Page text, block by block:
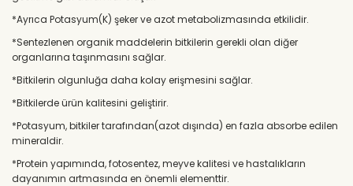
*Ayrıca Potasyum(K) şeker ve azot metabolizmasında etkilidir.
*Sentezlenen organik maddelerin bitkilerin gerekli olan diğer
organlarına taşınmasını sağlar.
*Bitkilerin olgunluğa daha kolay erişmesini sağlar.
*Bitkilerde ürün kalitesini geliştirir.
*Potasyum, bitkiler tarafından(azot dışında) en fazla absorbe edilen
mineraldir.
*Protein yapımında, fotosentez, meyve kalitesi ve hastalıkların
dayanımın artmasında en önemli elementtir.